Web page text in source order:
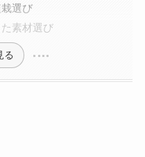
選び
素材選び
る